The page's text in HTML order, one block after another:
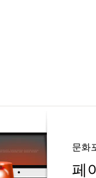
문화
페